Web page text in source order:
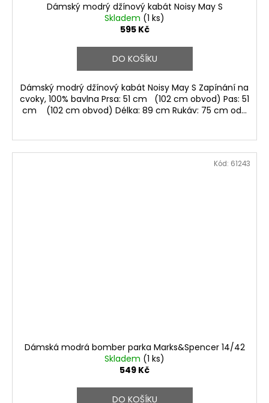
Dámský modrý džínový kabát Noisy May S
Skladem (1 ks)
595 Kč
DO KOŠÍKU
Dámský modrý džínový kabát Noisy May S Zapínání na
cvoky, 100% bavlna Prsa: 51 cm (102 cm obvod) Pas: 51
cm (102 cm obvod) Délka: 89 cm Rukáv: 75 cm od...
Dámská modrá bomber parka Marks&Spencer 14/42
Skladem (1 ks)
549 Kč
DO KOŠÍKU
Kód: 61243